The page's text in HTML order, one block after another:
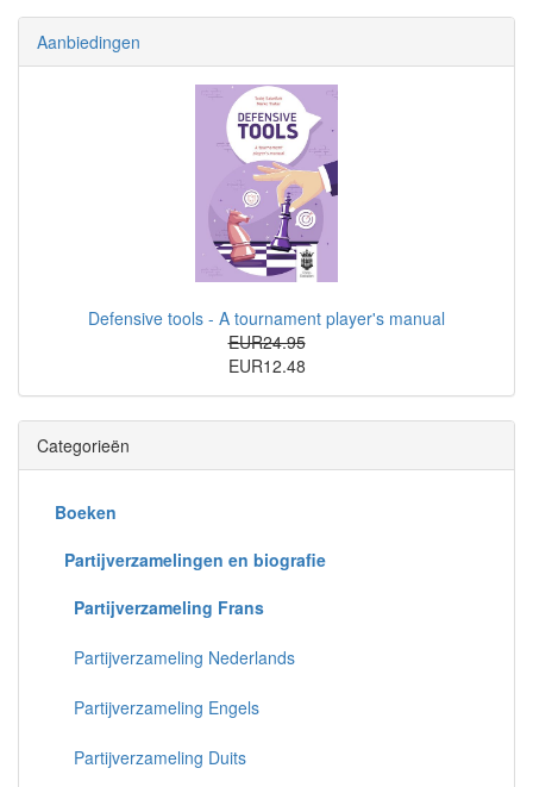
Aanbiedingen
Defensive tools - A tournament player's manual
EUR24.95
EUR12.48
Categorieën
Boeken
Partijverzamelingen en biografie
Partijverzameling Frans
Partijverzameling Nederlands
Partijverzameling Engels
Partijverzameling Duits